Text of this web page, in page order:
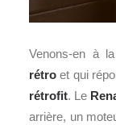
Venons-en à
rétro et qui
rétrofit. Le
arrière, un